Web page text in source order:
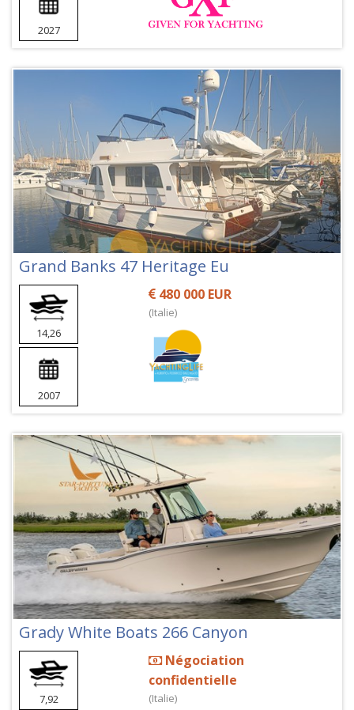
2027
Grand Banks 47 Heritage Eu
14,26
2007
480 000 EUR
(Italie)
Grady White Boats 266 Canyon
7,92
Négociation
confidentielle
(Italie)